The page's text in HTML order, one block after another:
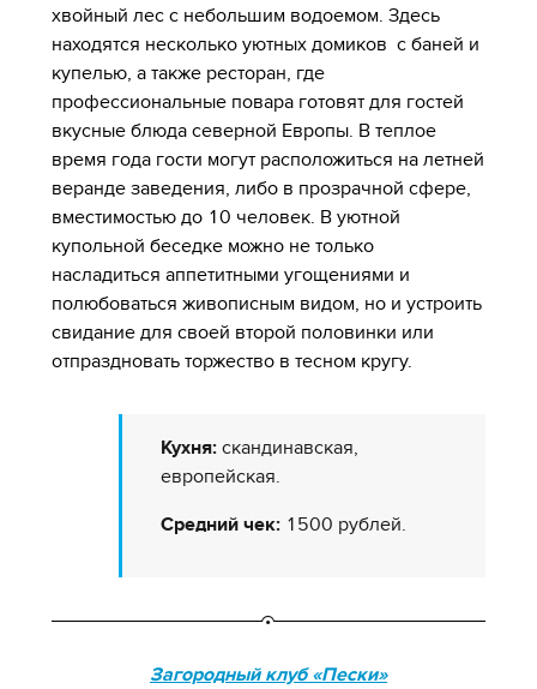
хвойный лес с небольшим водоемом. Здесь
находятся несколько уютных домиков с баней и
купелью, а также ресторан, где
профессиональные повара готовят для гостей
вкусные блюда северной Европы. В теплое
время года гости могут расположиться на летней
веранде заведения, либо в прозрачной сфере,
вместимостью до 10 человек. В уютной
купольной беседке можно не только
насладиться аппетитными угощениями и
полюбоваться живописным видом, но и устроить
свидание для своей второй половинки или
отпраздновать торжество в тесном кругу.
Кухня: скандинавская,
европейская.
Средний чек: 1500 рублей.
Загородный клуб «Пески»